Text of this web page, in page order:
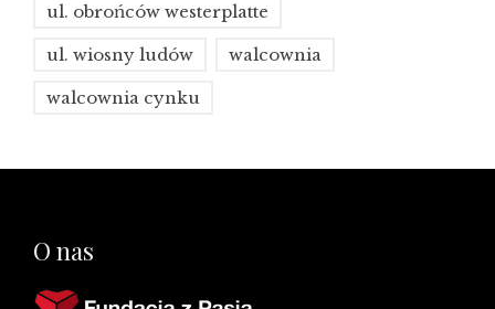
ul. obrońców westerplatte
ul. wiosny ludów walcownia
walcownia cynku
O nas